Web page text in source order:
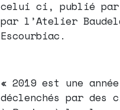
celui ci, publié par
par l’Atelier
Escourbiac.
« 2019 est une année
déclenchés par des